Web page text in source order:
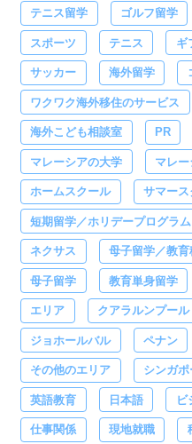
テニス留学 ゴルフ留学
スポーツ テニス ギ
サッカー 海外留学
ワクワク海外移住のサービス
海外こども相談室 PR
マレーシアの大学 マレ
ホームスクール サマー
短期留学／ホリデープログラム
ネクサス 母子留学／教育
母子留学 教育単身留学
エリア クアラルンプール
ジョホールバル ペナン
その他のエリア シンガ
英語教育 日本語 ビ
仕事関係 現地就職